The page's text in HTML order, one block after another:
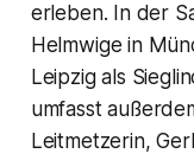
erleben. In der
Helmwige in
Leipzig als
umfasst
Leitmetzerin,